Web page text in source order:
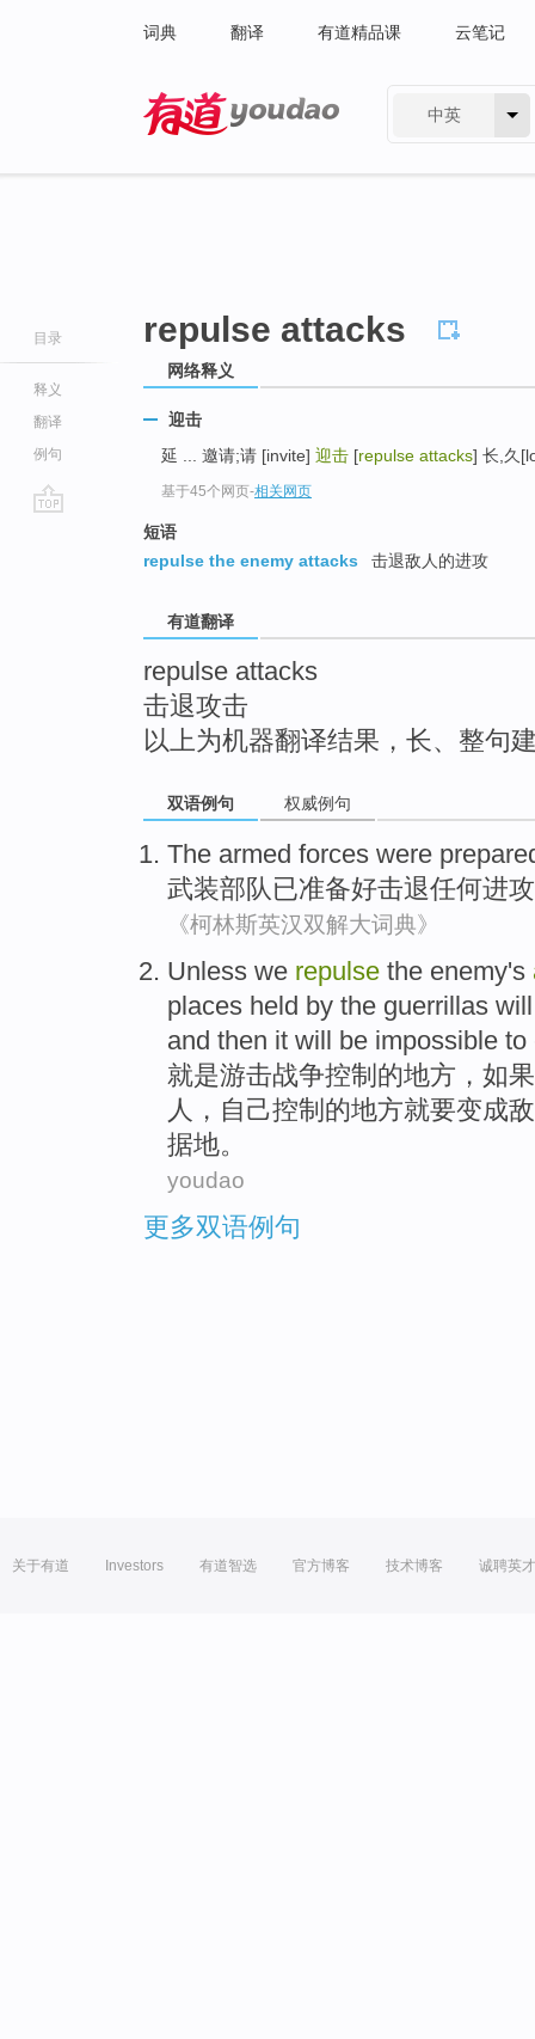
词典 翻译 有道精品课 云笔记
中英
目录
释义
翻译
例句
repulse attacks
网络释义
迎击
延 ... 邀请;请 [invite] 迎击 [repulse attacks] 长,久
基于45个网页-相关网页
短语
repulse the enemy attacks
击退敌人的进攻
有道翻译
repulse attacks
击退攻击
以上为机器翻译结果，长、整句
双语例句 权威例句
The armed forces were
武装部队已准备好击退任何进
《柯林斯英汉双解大词典》
Unless we repulse the enemy's
places held by the guerrillas will
and then it will be impossible to
就是游击战争控制 的地方 ， 如果
人，自己控制的地方就要变成
据地。
youdao
更多双语例句
关于有道 Investors 有道智选 官方博客 技术博客 诚聘英才